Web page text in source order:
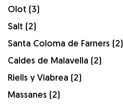
Olot (3)
Salt (2)
Santa Coloma de Farners (2)
Caldes de Malavella (2)
Riells y Viabrea (2)
Massanes (2)